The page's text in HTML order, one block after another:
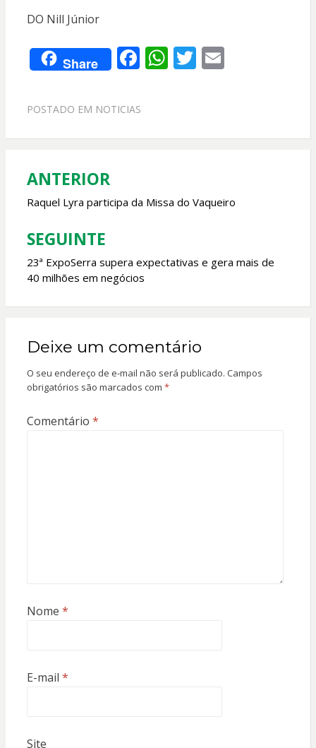
DO Nill Júnior
Share F
e
o
k
W
A
p
T E
POSTADO EM NOTICIAS
Navegação
de
Post
ANTERIOR
Raquel Lyra participa da Missa do Vaqueiro
SEGUINTE
23ª ExpoSerra supera expectativas e gera mais de
40 milhões em negócios
Deixe um comentário
O seu endereço de e-mail não será publicado. Campos
obrigatórios são marcados com *
Comentário *
Nome *
E-mail *
Site